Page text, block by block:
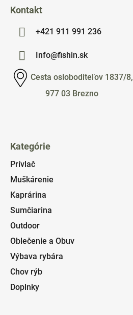
Kontakt
+421 911 991 236
Info@fishin.sk
Cesta osloboditeľov 1837/8,
977 03 Brezno
Kategórie
Prívlač
Muškárenie
Kaprárina
Sumčiarina
Outdoor
Oblečenie a Obuv
Výbava rybára
Chov rýb
Doplnky